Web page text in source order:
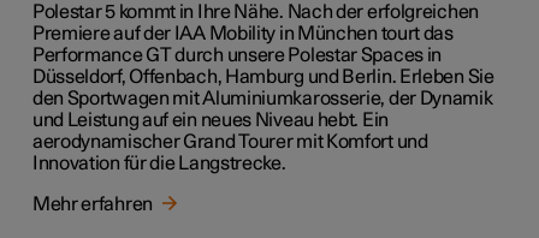
Polestar 5 kommt in Ihre Nähe. Nach der erfolgreichen
Premiere auf der IAA Mobility in München tourt das
Performance GT durch unsere Polestar Spaces in
Düsseldorf, Offenbach, Hamburg und Berlin. Erleben Sie
den Sportwagen mit Aluminiumkarosserie, der Dynamik
und Leistung auf ein neues Niveau hebt. Ein
aerodynamischer Grand Tourer mit Komfort und
Innovation für die Langstrecke.
Mehr erfahren